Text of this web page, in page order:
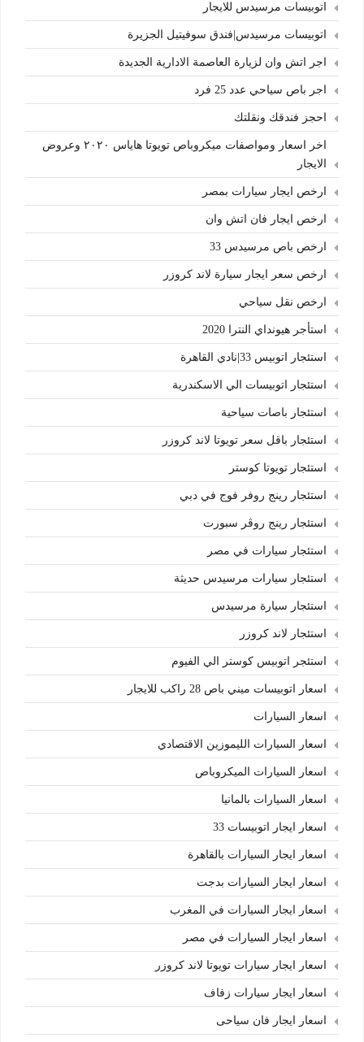
اتوبيسات مرسيدس للايجار
اتوبيسات مرسيدس|فندق سوفيتيل الجزيرة
اجر اتش وان لزيارة العاصمة الادارية الجديدة
اجر باص سياحي عدد 25 فرد
احجز فندقك ونقلتك
اخر اسعار ومواصفات ميكروباص تويوتا هاياس ٢٠٢٠ وعروض
الايجار
ارخص ايجار سيارات بمصر
ارخص ايجار فان اتش وان
ارخص باص مرسيدس 33
ارخص سعر ايجار سيارة لاند كروزر
ارخص نقل سياحي
استأجر هيونداي النترا 2020
استئجار اتوبيس 33|نادي القاهرة
استئجار اتوبيسات الي الاسكندرية
استئجار باصات سياحية
استئجار باقل سعر تويوتا لاند كروزر
استئجار تويوتا كوستر
استئجار رينج روفر فوج في دبي
استئجار رينج روڤر سبورت
استئجار سيارات في مصر
استئجار سيارات مرسيدس حديثة
استئجار سيارة مرسيدس
استئجار لاند كروزر
استئجر اتوبيس كوستر الي الفيوم
اسعار اتوبيسات ميني باص 28 راكب للايجار
اسعار السيارات
اسعار السيارات الليموزين الاقتصادي
اسعار السيارات الميكروباص
اسعار السيارات بالمانيا
اسعار ايجار اتوبيسات 33
اسعار ايجار السيارات بالقاهرة
اسعار ايجار السيارات بدجت
اسعار ايجار السيارات في المغرب
اسعار ايجار السيارات في مصر
اسعار ايجار سيارات تويوتا لاند كروزر
اسعار ايجار سيارات زفاف
اسعار ايجار فان سياحى